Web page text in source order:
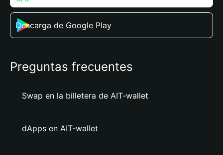
Descarga de Google Play
Preguntas frecuentes
Swap en la billetera de AIT-wallet
dApps en AIT-wallet